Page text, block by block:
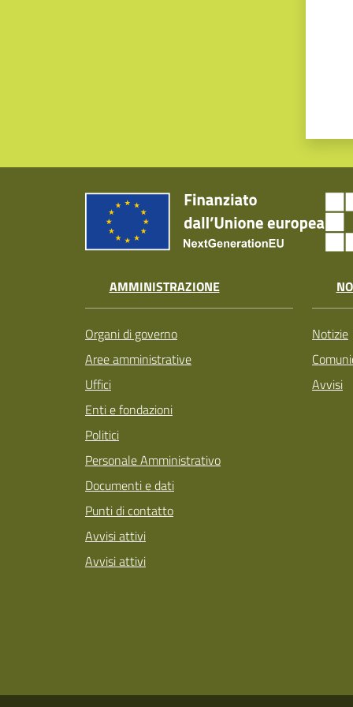
AMMINISTRAZIONE
Organi di governo
Aree amministrative
Uffici
Enti e fondazioni
Politici
Personale Amministrativo
Documenti e dati
Punti di contatto
Avvisi attivi
Avvisi attivi
Notizie
Avvisi